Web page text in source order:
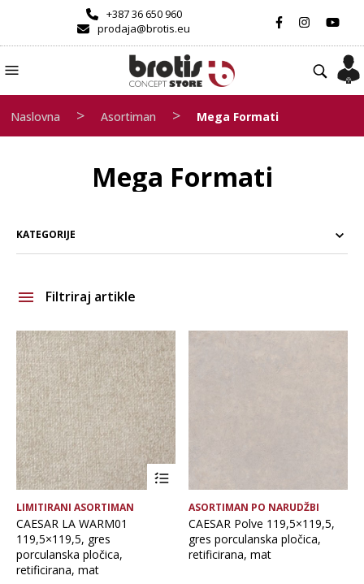
+387 36 650 960
prodaja@brotis.eu
Naslovna > Asortiman > Mega Formati
Mega Formati
KATEGORIJE
Filtriraj artikle
Brand
Debljina
Format ploče
Glavna boja
Namjena pločice
LIMITIRANI ASORTIMAN
CAESAR LA WARM01
119,5×119,5, gres
porculanska pločica,
retificirana, mat
ASORTIMAN PO NARUDŽBI
CAESAR Polve 119,5×119,5,
gres porculanska pločica,
retificirana, mat